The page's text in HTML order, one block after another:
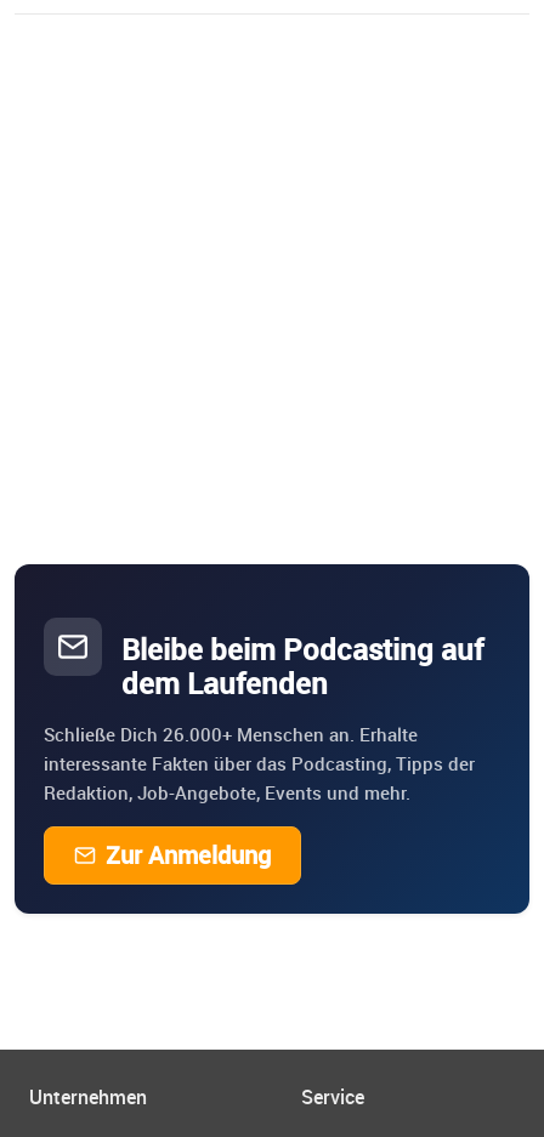
Bleibe beim Podcasting auf
dem Laufenden
Schließe Dich 26.000+ Menschen an. Erhalte
interessante Fakten über das Podcasting, Tipps der
Redaktion, Job-Angebote, Events und mehr.
Zur Anmeldung
Unternehmen Service